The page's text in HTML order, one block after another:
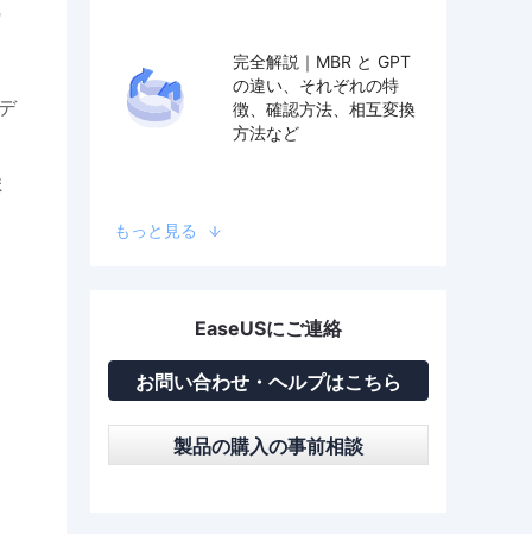
完全解説｜MBR と GPT
の違い、それぞれの特
徴、確認方法、相互変換
方法など
もっと見る
EaseUSにご連絡
お問い合わせ・ヘルプはこちら
製品の購入の事前相談